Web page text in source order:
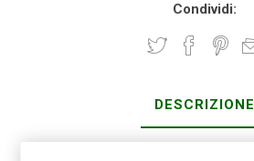
Condividi:
DESCRIZIONE